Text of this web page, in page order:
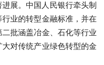
展。中国人民银行牵头制
业的转型金融标准，并在
批涵盖冶金、石化等行业
对传统产业绿色转型的金